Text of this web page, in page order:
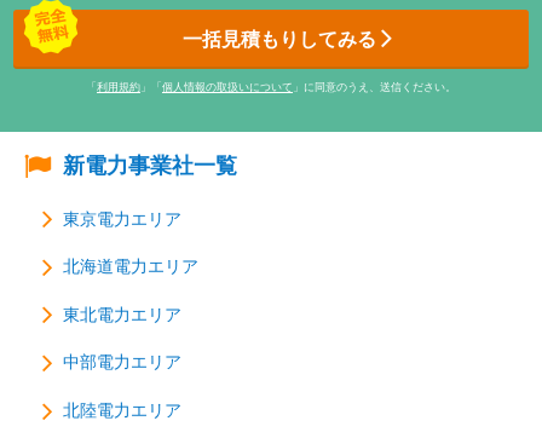
一括見積もりしてみる
「 利用規約 」「 個人情報の取扱いについて 」に同意のうえ、送信ください。
新電力事業社一覧
東京電力エリア
北海道電力エリア
東北電力エリア
中部電力エリア
北陸電力エリア